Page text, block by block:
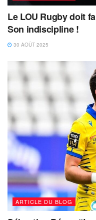
Le LOU Rugby doit
Son indiscipline !
30 AOÛT 2025
ARTICLE DU BLOG